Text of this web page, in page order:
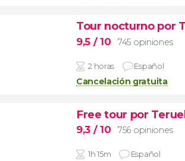
Tour nocturno por
9,5 / 10 745 opiniones
2 horas Español
Cancelación gratuita
Free tour por
9,3 / 10 756 opiniones
1h 15m Español